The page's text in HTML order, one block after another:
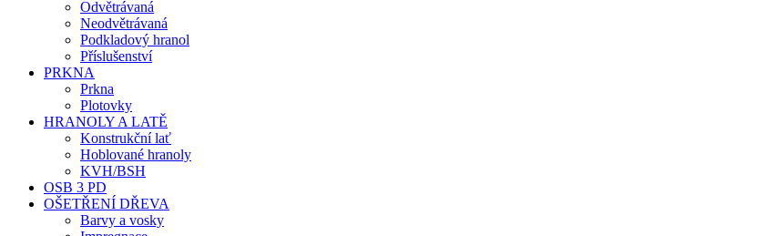
Odvětrávaná
Neodvětrávaná
Podkladový hranol
Příslušenství
PRKNA
Prkna
Plotovky
HRANOLY A LATĚ
Konstrukční lať
Hoblované hranoly
KVH/BSH
OSB 3 PD
OŠETŘENÍ DŘEVA
Barvy a vosky